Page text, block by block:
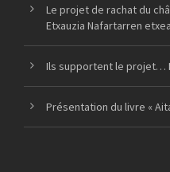
Le projet de rachat du
Etxauzia Nafartarren
Ils supportent le projet…
Présentation du livre «